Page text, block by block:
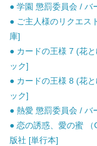
● 学園 懲罰委員会 / バ
● ご主人様のリクエス
庫]
● カードの王様 7 (花
ック]
● カードの王様 8 (花
ック]
● 熱愛 懲罰委員会 / バ
● 恋の誘惑、愛の蜜
版社 [単行本]